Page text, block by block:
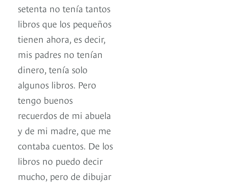
setenta no tenía tantos
libros que los pequeños
tienen ahora, es decir,
mis padres no tenían
dinero, tenía solo
algunos libros. Pero
tengo buenos
recuerdos de mi abuela
y de mi madre, que me
contaba cuentos. De los
libros no puedo decir
mucho, pero de dibujar